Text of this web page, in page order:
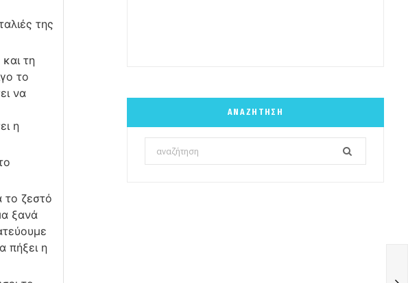
της
τη
το
να
η
το ζεστό
ξανά
πήξει η
ΑΝΑΖΉΤΗΣΗ
Search
for: